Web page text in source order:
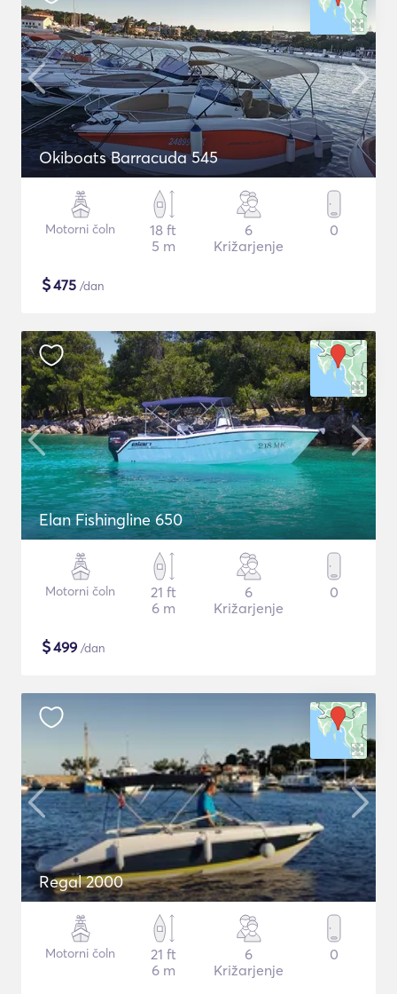
Okiboats Barracuda 545
Motorni čoln
18 ft
5 m
6
Križarjenje
0
$475 /dan
Elan Fishingline 650
Motorni čoln
21 ft
6 m
6
Križarjenje
0
$499 /dan
Regal 2000
Motorni čoln
21 ft
6 m
6
Križarjenje
0